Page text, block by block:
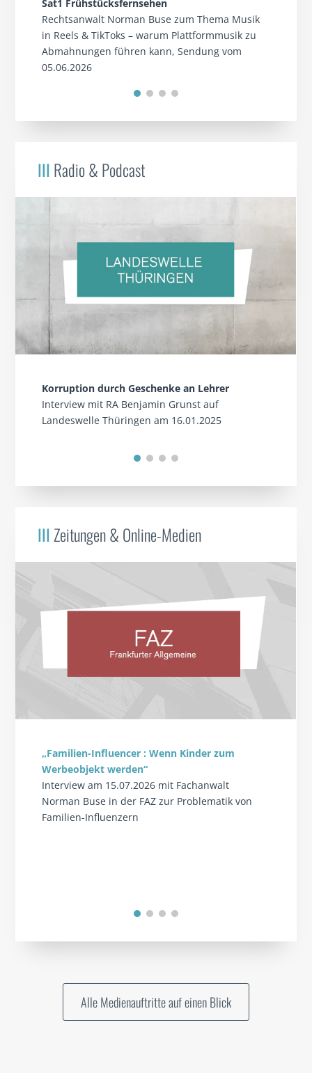
Sat1 Frühstücksfernsehen
Rechtsanwalt Norman Buse zum Thema Musik
in Reels & TikToks – warum Plattformmusik zu
Abmahnungen führen kann, Sendung vom
05.06.2026
III Radio & Podcast
Korruption durch Geschenke an Lehrer
Interview mit RA Benjamin Grunst auf
Landeswelle Thüringen am 16.01.2025
IIIZeitungen & Online-Medien
„Familien-Influencer : Wenn Kinder zum
Werbeobjekt werden“
Interview am 15.07.2026 mit Fachanwalt
Norman Buse in der FAZ zur Problematik von
Familien-Influenzern
Alle Medienauftritte auf einen Blick